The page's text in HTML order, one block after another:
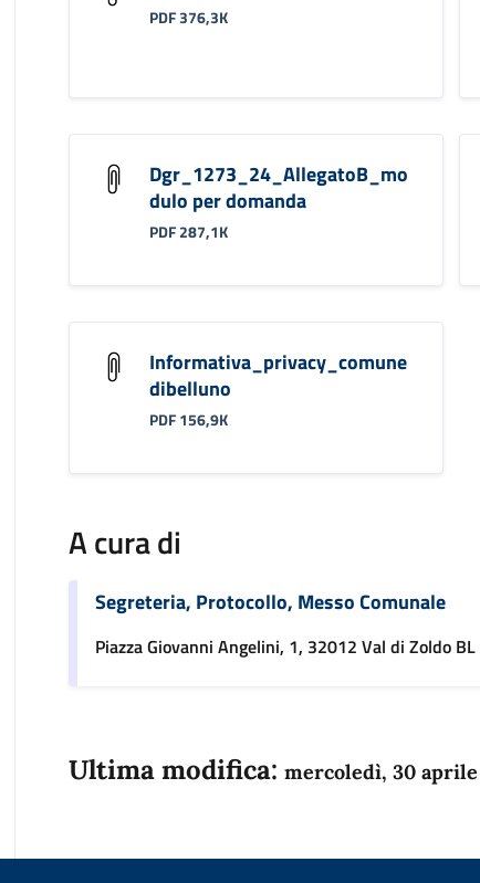
PDF 376,3K
Dgr_1273_24_AllegatoB_mo
dulo per domanda
PDF 287,1K
Informativa_privacy_comune
dibelluno
PDF 156,9K
A cura di
Segreteria, Protocollo, Messo Comunale
Piazza Giovanni Angelini, 1, 32012 Val di Zoldo BL
Ultima modifica: mercoledì, 30 aprile